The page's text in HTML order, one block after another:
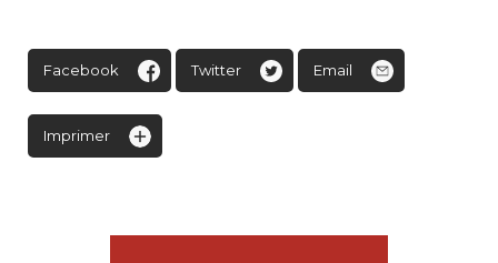
Facebook Twitter Email
Imprimer